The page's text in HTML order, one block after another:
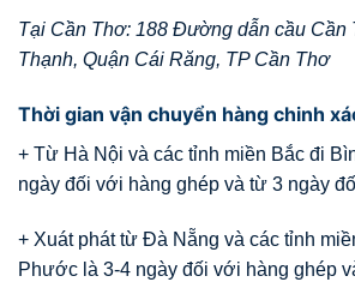
Tại Cần Thơ: 188 Đường dẫn cầu Cần
Thạnh, Quận Cái Răng, TP Cần Thơ
Thời gian vận chuyển hàng chinh
+ Từ Hà Nội và các tỉnh miền Bắc đi
ngày đối với hàng ghép và từ 3 ngày
+ Xuát phát từ Đà Nẵng và các tỉnh
Phước là 3-4 ngày đối với hàng ghép